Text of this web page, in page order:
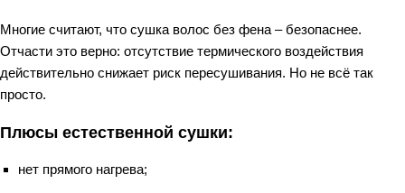
Многие считают, что сушка волос без фена – безопаснее.
Отчасти это верно: отсутствие термического воздействия
действительно снижает риск пересушивания. Но не всё так
просто.
Плюсы естественной сушки:
нет прямого нагрева;